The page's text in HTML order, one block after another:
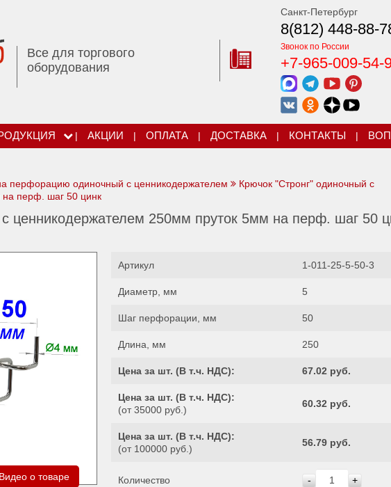
Все для торгового
оборудования
Санкт-Петербург
8(812) 448-88-
Звонок по России
+7-965-009-54-
| АКЦИИ | ОПЛАТА | ДОСТАВКА | КОНТАКТЫ |
перфорацию одиночный с ценникодержателем
Крючок "Стронг" одиночный с
перф. шаг 50 цинк
ценникодержателем 250мм пруток 5мм на перф. шаг 50
Видео о товаре
Артикул 1-011-25-5-50-3
Диаметр, мм 5
Шаг перфорации, мм 50
Длина, мм 250
Цена за шт. (В т.ч. НДС): 67.02 руб.
Цена за шт. (В т.ч. НДС):
(от 35000 руб.)
60.32 руб.
Цена за шт. (В т.ч. НДС):
(от 100000 руб.)
56.79 руб.
Количество - +